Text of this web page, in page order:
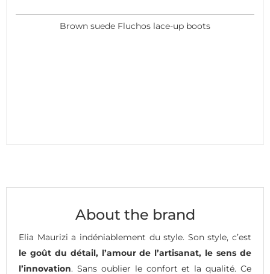
Brown suede Fluchos lace-up boots
About the brand
Elia Maurizi a indéniablement du style. Son style, c’est
le goût du détail, l’amour de l’artisanat, le sens de
l’innovation. Sans oublier le confort et la qualité. Ce